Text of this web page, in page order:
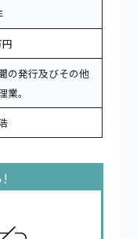
の発行及びその他
業。